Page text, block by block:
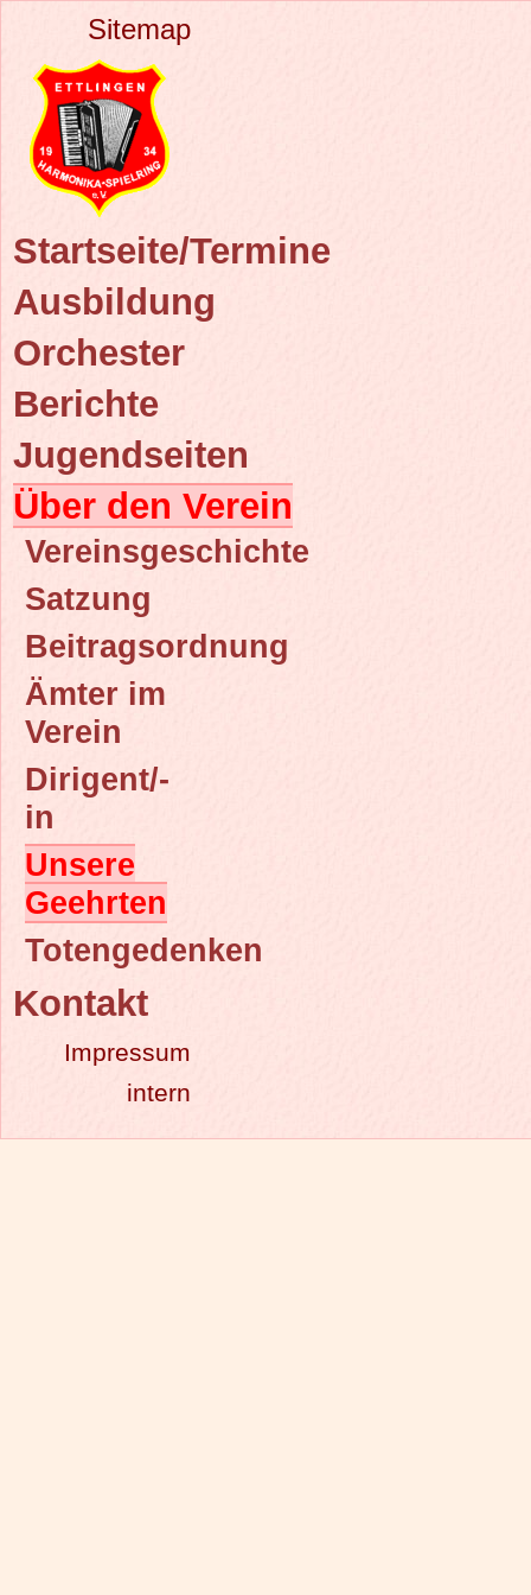
Sitemap
Startseite/Termine
Ausbildung
Orchester
Berichte
Jugendseiten
Über den Verein
Vereinsgeschichte
Satzung
Beitragsordnung
Ämter im
Verein
Dirigent/-
in
Unsere
Geehrten
Totengedenken
Kontakt
Impressum
intern